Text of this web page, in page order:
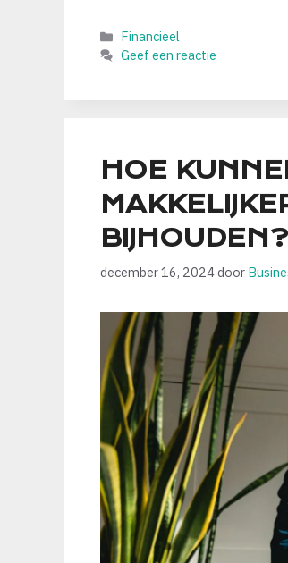
Categorieën
Financieel
Geef een reactie
HOE
BIJHOUDEN?
december 16, 2024door